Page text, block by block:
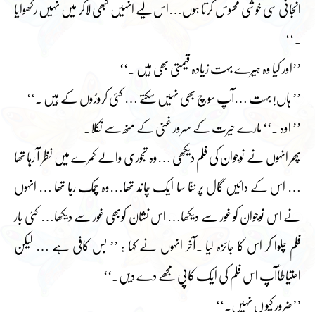
انجانی سی خوشی محسوس کرتا ہوں…اس لیے انہیں کبھی لاکر میں نہیں رکھوایا
۔‘‘
’’اور کیا وہ ہیرے بہت زیادہ قیمتی بھی ہیں ۔‘‘
’’ ہاں! بہت …آپ سوچ بھی نہیں سکتے … کئی کروڑوں کے ہیں ۔‘‘
’’ اوہ ۔‘‘ مارے حیرت کے سرور غنی کے منھ سے نکلا۔
پھر انہوں نے نوجوان کی فلم دیکھی …وہ تجوری والے کمرے میں نظر آ رہا تھا
… اس کے دائیں گال پر ننّا سا ایک چاند تھا…وہ چمک رہا تھا … انہوں
نے اس نوجوان کو غور سے دیکھا… اس نشان کوبھی غور سے دیکھا… کئی بار
فلم چلوا کر اس کا جائزہ لیا ۔آخر انہوں نے کہا : ’’ بس کافی ہے … لیکن
احتیاطاََآپ اس فلم کی ایک کاپی مجھے دے دیں۔‘‘
’’ضرور کیو ں نہیں۔‘‘